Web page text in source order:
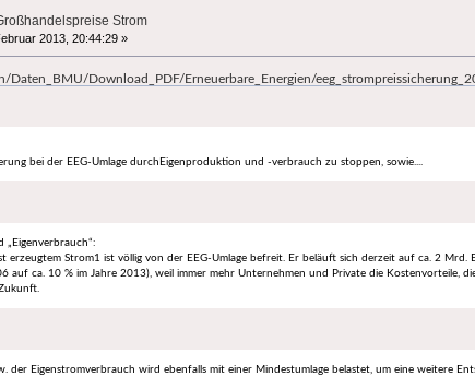
Strom
2013, 20:44:29 »
Daten_BMU/Download_PDF/Erneuerbare_Energien/
bei der EEG-Umlage durchEigenproduktion und -verbrauch zu stoppen, sowie....
„Eigenverbrauch“:
erzeugtem Strom1 ist völlig von der EEG-Umlage befreit. Er beläuft sich derzeit auf ca. 2
auf ca. 10 % im Jahre 2013), weil immer mehr Unternehmen und Private die Kostenvorteile,
der Eigenstromverbrauch wird ebenfalls mit einer Mindestumlage belastet, um eine weitere